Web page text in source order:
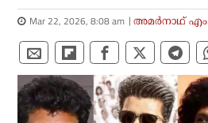
Mar 22, 2026, 8:08 am അമര്‍നാഥ്